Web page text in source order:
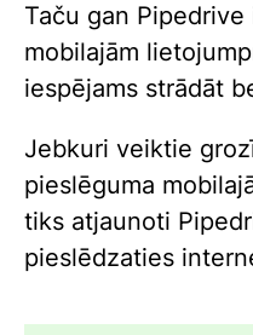
Taču gan
mobilajām
iespējams strādāt
Jebkuri veiktie
pieslēguma
tiks atjaunoti
pieslēdzaties